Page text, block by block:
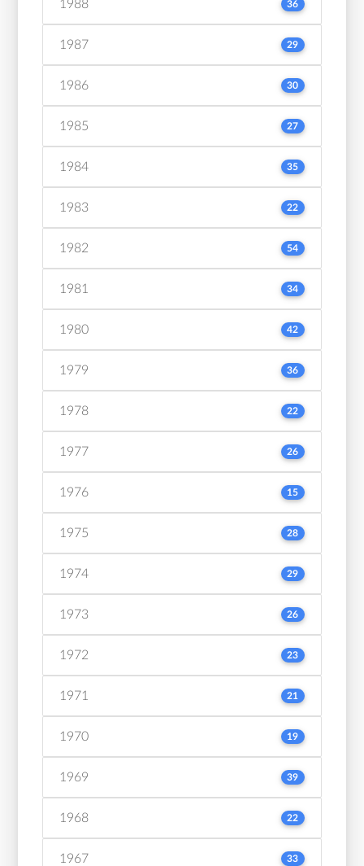
1988 36
1987 29
1986 30
1985 27
1984 35
1983 22
1982 54
1981 34
1980 42
1979 36
1978 22
1977 26
1976 15
1975 28
1974 29
1973 26
1972 23
1971 21
1970 19
1969 39
1968 22
1967 33